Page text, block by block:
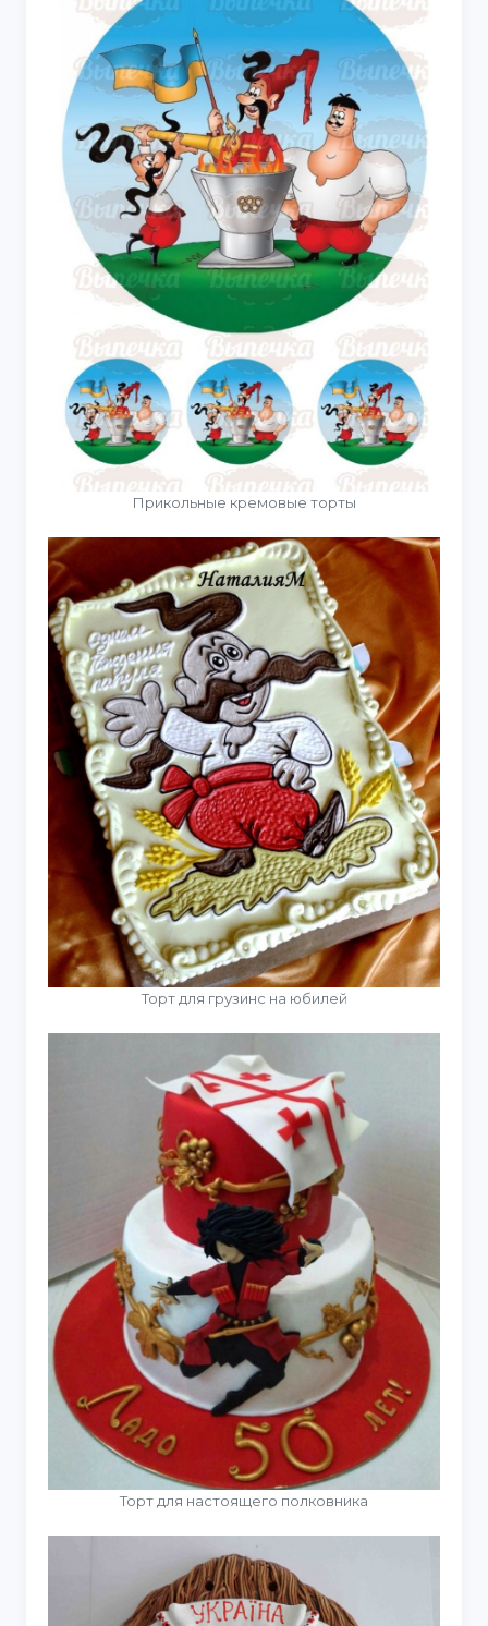
Прикольные кремовые торты
Торт для грузинс на юбилей
Торт для настоящего полковника